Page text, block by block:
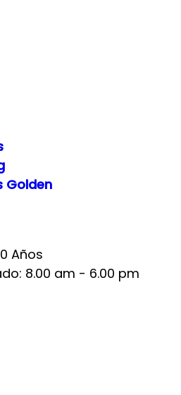
Golden
Años
8.00 am - 6.00 pm